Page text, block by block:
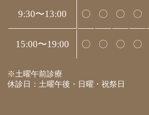
9:30〜13:00 〇 〇 〇 〇
15:00〜19:00 〇 〇 〇 〇
※土曜午前診療
休診日：土曜午後・日曜・祝祭日